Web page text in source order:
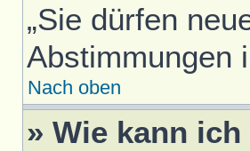
„Sie dürfen
Abstimmungen
Nach oben
» Wie kann